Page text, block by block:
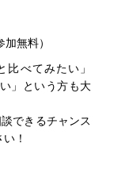
無料）
比べてみたい」
」という方も大
できるチャンス
！